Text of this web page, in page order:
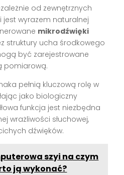
od zewnętrznych
wyrazem naturalnej
mikrodźwięki
struktury ucha środkowego
być zarejestrowane
pomiarową.
pełnią kluczową rolę w
jako biologiczny
funkcja jest niezbędna
wrażliwości słuchowej,
dźwięków.
szyi na czym
ją wykonać?